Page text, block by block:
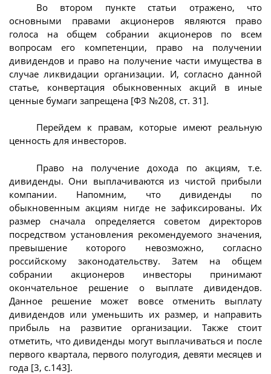
Во втором пункте статьи отражено, что
основными правами акционеров являются право
голоса на общем собрании акционеров по всем
вопросам его компетенции, право на получении
дивидендов и право на получение части имущества в
случае ликвидации организации. И, согласно данной
статье, конвертация обыкновенных акций в иные
ценные бумаги запрещена [ФЗ №208, ст. 31].
Перейдем к правам, которые имеют реальную
ценность для инвесторов.
Право на получение дохода по акциям, т.е.
дивиденды. Они выплачиваются из чистой прибыли
компании. Напомним, что дивиденды по
обыкновенным акциям нигде не зафиксированы. Их
размер сначала определяется советом директоров
посредством установления рекомендуемого значения,
превышение которого невозможно, согласно
российскому законодательству. Затем на общем
собрании акционеров инвесторы принимают
окончательное решение о выплате дивидендов.
Данное решение может вовсе отменить выплату
дивидендов или уменьшить их размер, и направить
прибыль на развитие организации. Также стоит
отметить, что дивиденды могут выплачиваться и после
первого квартала, первого полугодия, девяти месяцев и
года [3, с.143].